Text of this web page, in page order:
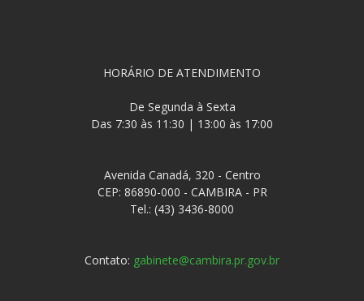
HORÁRIO DE ATENDIMENTO
De Segunda à Sexta
Das 7:30 às 11:30 | 13:00 às 17:00
Avenida Canadá, 320 - Centro
CEP: 86890-000 - CAMBIRA - PR
Tel.: (43) 3436-8000
Contato: gabinete@cambira.pr.gov.br